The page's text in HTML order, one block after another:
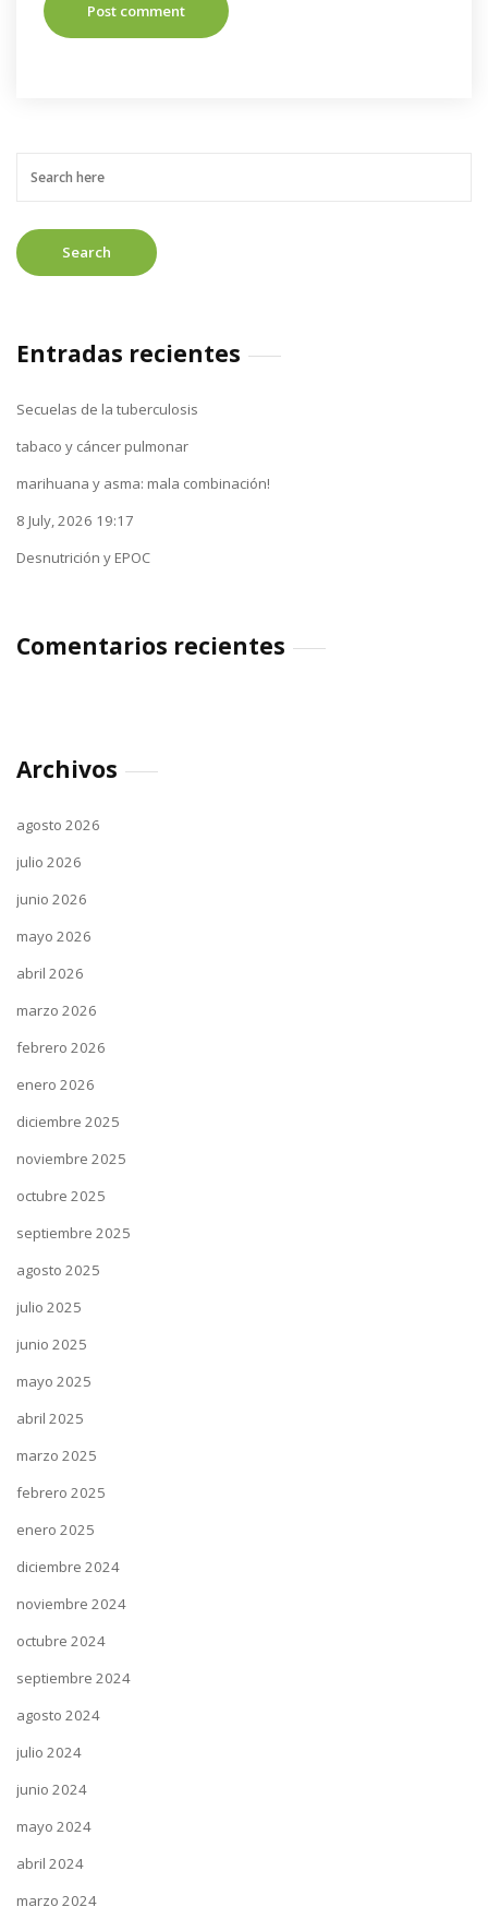
Entradas recientes
Secuelas de la tuberculosis
tabaco y cáncer pulmonar
marihuana y asma: mala combinación!
8 July, 2026 19:17
Desnutrición y EPOC
Comentarios recientes
Archivos
agosto 2026
julio 2026
junio 2026
mayo 2026
abril 2026
marzo 2026
febrero 2026
enero 2026
diciembre 2025
noviembre 2025
octubre 2025
septiembre 2025
agosto 2025
julio 2025
junio 2025
mayo 2025
abril 2025
marzo 2025
febrero 2025
enero 2025
diciembre 2024
noviembre 2024
octubre 2024
septiembre 2024
agosto 2024
julio 2024
junio 2024
mayo 2024
abril 2024
marzo 2024